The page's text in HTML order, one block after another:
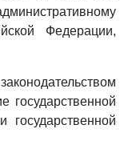
Федерации,
государственной
государственной